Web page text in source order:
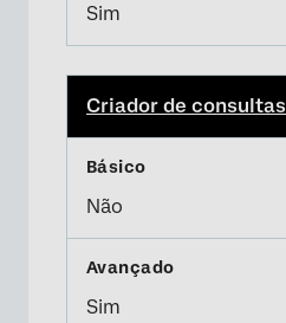
Sim
Criador de consultas
Não
Sim